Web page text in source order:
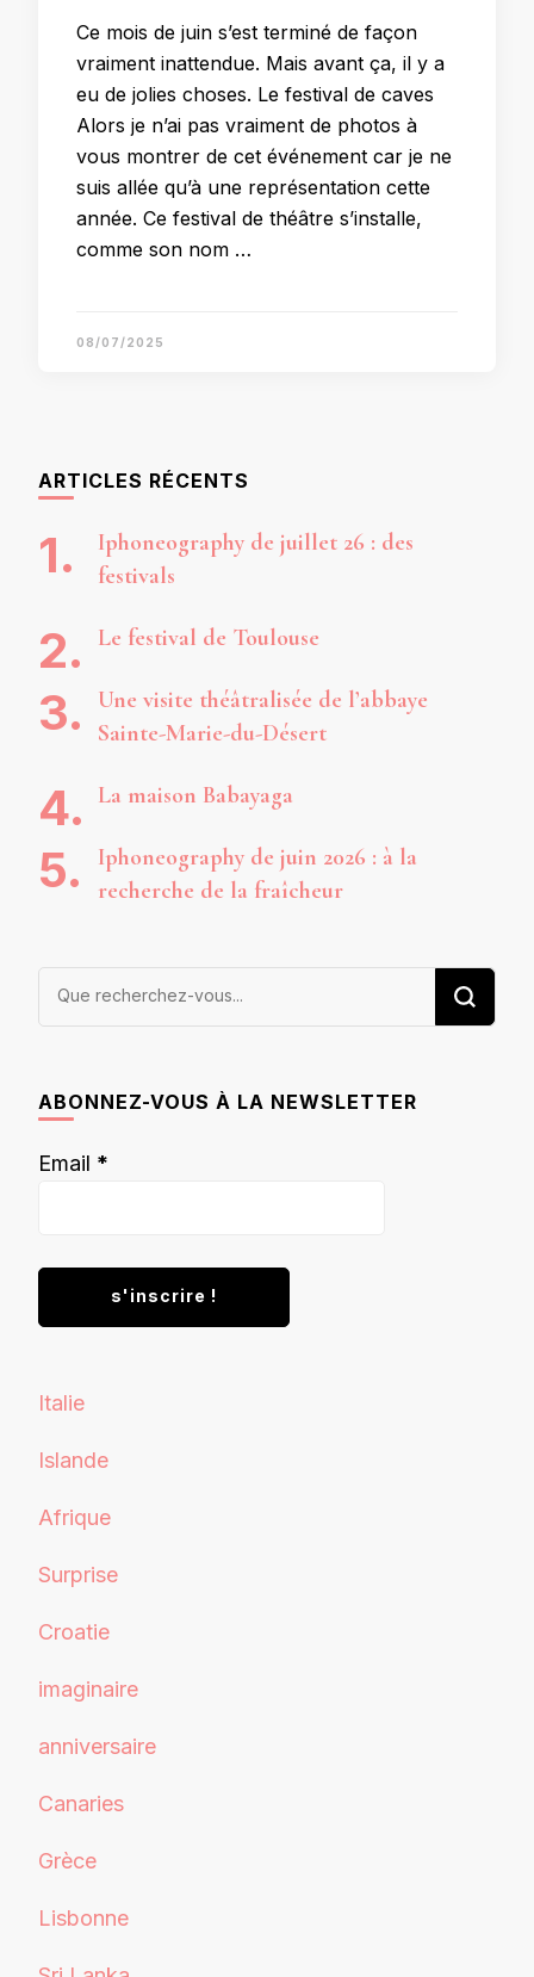
Ce mois de juin s’est terminé de façon
vraiment inattendue. Mais avant ça, il y a
eu de jolies choses. Le festival de caves
Alors je n’ai pas vraiment de photos à
vous montrer de cet événement car je ne
suis allée qu’à une représentation cette
année. Ce festival de théâtre s’installe,
comme son nom …
08/07/2025
ARTICLES RÉCENTS
Iphoneography de juillet 26 : des
festivals
Le festival de Toulouse
Une visite théâtralisée de l’abbaye
Sainte-Marie-du-Désert
La maison Babayaga
Iphoneography de juin 2026 : à la
recherche de la fraîcheur
Vous
ABONNEZ-VOUS À LA NEWSLETTER
Email *
Italie
Islande
Afrique
Surprise
Croatie
imaginaire
anniversaire
Canaries
Grèce
Lisbonne